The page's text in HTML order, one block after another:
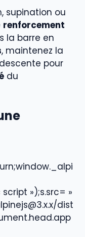
supination ou
renforcement
la barre en
, maintenez la
pour
du
»);s.src= »
dist